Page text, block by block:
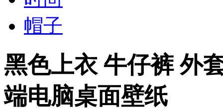
帽子
黑色上衣 牛仔裤 外
端电脑桌面壁纸